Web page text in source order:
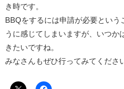
き時です。
BBQをするには申請が必要とい
うに感じてしまいますが、いつか
きたいですね。
みなさんもぜひ行ってみてくださ